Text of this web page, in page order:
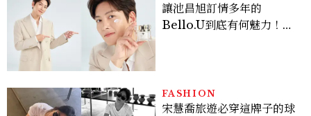
讓池昌旭訂情多年的
Bello.U到底有何魅力！揭
倦感，超神！
FASHION
宋慧喬旅遊必穿這牌子的球